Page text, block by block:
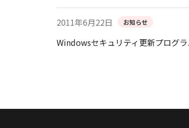
2011年6月22日 お知らせ
Windowsセキュリティ更新プログ